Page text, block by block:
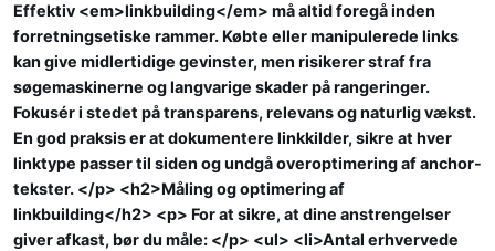
Effektiv <em>linkbuilding</em> må altid foregå inden
forretningsetiske rammer. Købte eller manipulerede links
kan give midlertidige gevinster, men risikerer straf fra
søgemaskinerne og langvarige skader på rangeringer.
Fokusér i stedet på transparens, relevans og naturlig vækst.
En god praksis er at dokumentere linkkilder, sikre at hver
linktype passer til siden og undgå overoptimering af anchor-
tekster. </p> <h2>Måling og optimering af
linkbuilding</h2> <p> For at sikre, at dine anstrengelser
giver afkast, bør du måle: </p> <ul> <li>Antal erhvervede